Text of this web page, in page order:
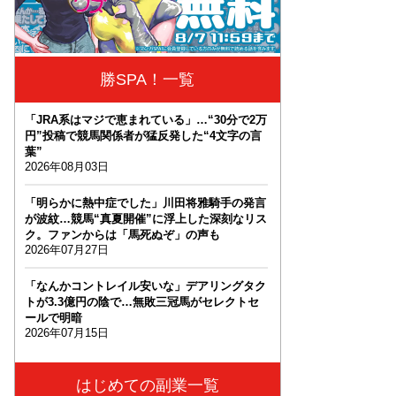
勝SPA！一覧
「JRA系はマジで恵まれている」…“30分で2万
円”投稿で競馬関係者が猛反発した“4文字の言
葉”
2026年08月03日
「明らかに熱中症でした」川田将雅騎手の発言
が波紋…競馬“真夏開催”に浮上した深刻なリス
ク。ファンからは「馬死ぬぞ」の声も
2026年07月27日
「なんかコントレイル安いな」デアリングタク
トが3.3億円の陰で…無敗三冠馬がセレクトセ
ールで明暗
2026年07月15日
はじめての副業一覧